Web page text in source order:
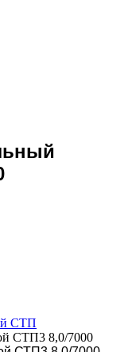
СТП
СТП3 8,0/7000